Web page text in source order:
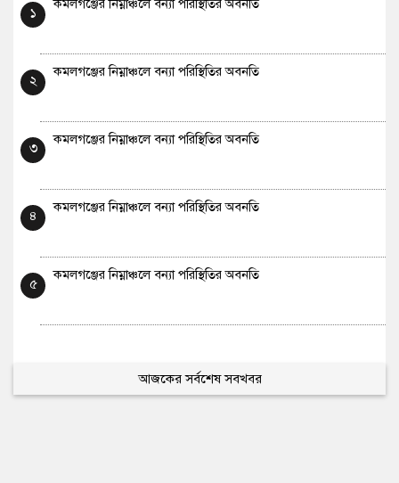
১
২
কমলগঞ্জের নিম্নাঞ্চলে বন্যা পরিস্থিতির অবনতি
৩
কমলগঞ্জের নিম্নাঞ্চলে বন্যা পরিস্থিতির অবনতি
৪
কমলগঞ্জের নিম্নাঞ্চলে বন্যা পরিস্থিতির অবনতি
৫
কমলগঞ্জের নিম্নাঞ্চলে বন্যা পরিস্থিতির অবনতি
আজকের সর্বশেষ সবখবর